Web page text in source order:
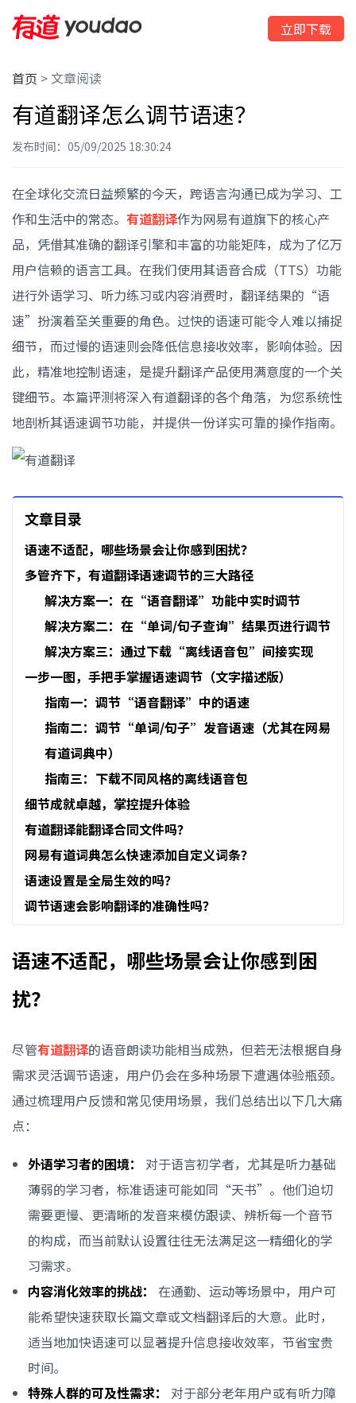
立即下载
首页 >文章阅读
有道翻译怎么调节语速？
发布时间：05/09/2025 18:30:24
在全球化交流日益频繁的今天，跨语言沟通已成为学习、工
作和生活中的常态。 有道翻译作为网易有道旗下的核心产
品，凭借其准确的翻译引擎和丰富的功能矩阵，成为了亿万
用户信赖的语言工具。在我们使用其语音合成（TTS）功能
进行外语学习、听力练习或内容消费时，翻译结果的“语
速”扮演着至关重要的角色。过快的语速可能令人难以捕捉
细节，而过慢的语速则会降低信息接收效率，影响体验。因
此，精准地控制语速，是提升翻译产品使用满意度的一个关
键细节。本篇评测将深入有道翻译的各个角落，为您系统性
地剖析其语速调节功能，并提供一份详实可靠的操作指南。
文章目录
语速不适配，哪些场景会让你感到困扰？
多管齐下，有道翻译语速调节的三大路径
解决方案一：在“语音翻译”功能中实时调节
解决方案二：在“单词/句子查询”结果页进行调节
解决方案三：通过下载“离线语音包”间接实现
一步一图，手把手掌握语速调节（文字描述版）
指南一：调节“语音翻译”中的语速
指南二：调节“单词/句子”发音语速（尤其在网易
有道词典中）
指南三：下载不同风格的离线语音包
细节成就卓越，掌控提升体验
有道翻译能翻译合同文件吗？
网易有道词典怎么快速添加自定义词条？
语速设置是全局生效的吗？
调节语速会影响翻译的准确性吗？
语速不适配，哪些场景会让你感到困
扰？
尽管有道翻译的语音朗读功能相当成熟，但若无法根据自身
需求灵活调节语速，用户仍会在多种场景下遭遇体验瓶颈。
通过梳理用户反馈和常见使用场景，我们总结出以下几大痛
点：
外语学习者的困境：
对于语言初学者，尤其是听力基础
薄弱的学习者，标准语速可能如同“天书”。他们迫切
需要更慢、更清晰的发音来模仿跟读、辨析每一个音节
的构成，而当前默认设置往往无法满足这一精细化的学
习需求。
内容消化效率的挑战：
在通勤、运动等场景中，用户可
能希望快速获取长篇文章或文档翻译后的大意。此时，
适当地加快语速可以显著提升信息接收效率，节省宝贵
时间。
特殊人群的可及性需求：
对于部分老年用户或有听力障